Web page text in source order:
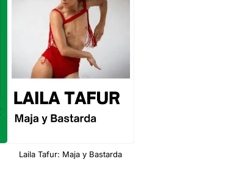
Laila Tafur: Maja y Bastarda